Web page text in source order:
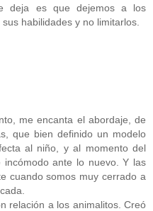
deja es que dejemos a los
habilidades y no limitarlos.
me encanta el abordaje, de
que bien definido un modelo
al niño, y al momento del
ante lo nuevo. Y las
cuando somos muy cerrado a
relación a los animalitos. Creó